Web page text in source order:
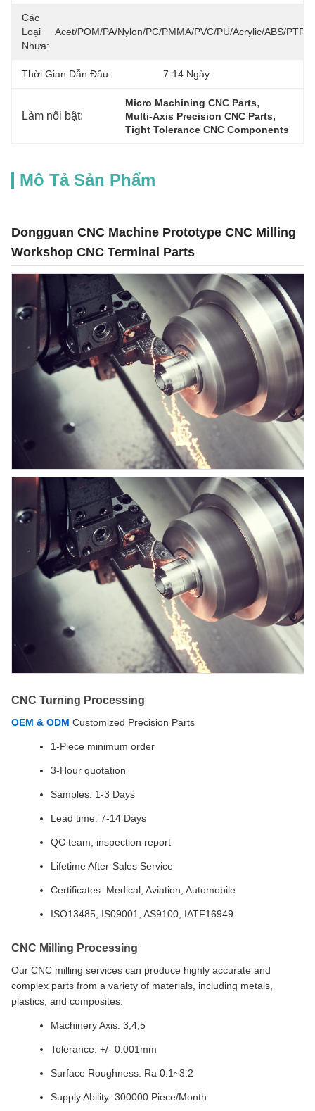
Các
Loại
Nhựa:
Acet/POM/PA/Nylon/PC/PMMA/PVC/PU/Acrylic/ABS/
Thời Gian Dẫn Đầu: 7-14 Ngày
Làm nổi bật:
Micro Machining CNC Parts,
Multi-Axis Precision CNC Parts,
Tight Tolerance CNC Components
Mô Tả Sản Phẩm
Dongguan CNC Machine Prototype CNC Milling
Workshop CNC Terminal Parts
CNC Turning Processing
OEM & ODM Customized Precision Parts
1-Piece minimum order
3-Hour quotation
Samples: 1-3 Days
Lead time: 7-14 Days
QC team, inspection report
Lifetime After-Sales Service
Certificates: Medical, Aviation, Automobile
ISO13485, IS09001, AS9100, IATF16949
CNC Milling Processing
Our CNC milling services can produce highly accurate and
complex parts from a variety of materials, including metals,
plastics, and composites.
Machinery Axis: 3,4,5
Tolerance: +/- 0.001mm
Surface Roughness: Ra 0.1~3.2
Supply Ability: 300000 Piece/Month